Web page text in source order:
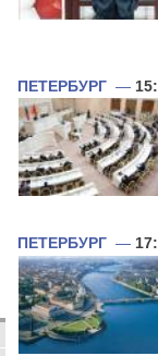
ПЕТЕРБУРГ —
ПЕТЕРБУРГ —